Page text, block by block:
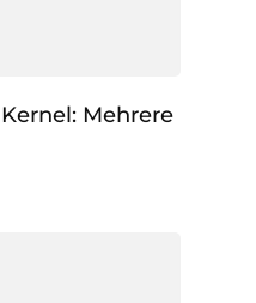
Mehrere